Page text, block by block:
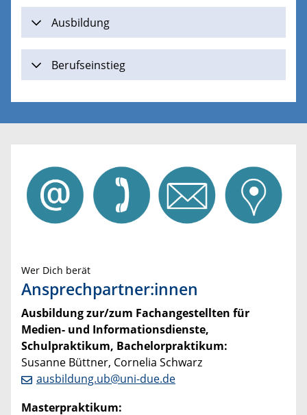
Ausbildung
Berufseinstieg
Wer Dich berät
Ansprechpartner:innen
Ausbildung zur/zum Fachangestellten für
Medien- und Informationsdienste,
Schulpraktikum, Bachelorpraktikum:
Susanne Büttner, Cornelia Schwarz
ausbildung.ub@uni-due.de
Masterpraktikum: